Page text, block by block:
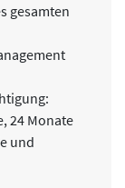
Seminare
gesamten
24 Monate
und